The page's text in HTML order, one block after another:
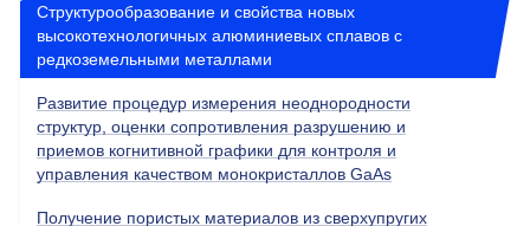
Структурообразование и свойства новых
высокотехнологичных алюминиевых сплавов с
редкоземельными металлами
Развитие процедур измерения неоднородности
структур, оценки сопротивления разрушению и
приемов когнитивной графики для контроля и
управления качеством монокристаллов GaAs
Получение пористых материалов из сверхупругих